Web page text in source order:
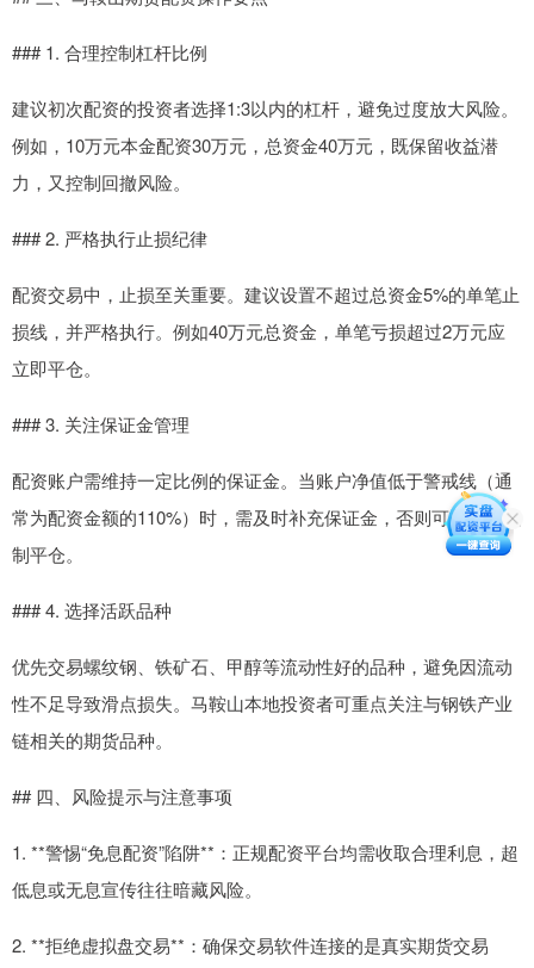
### 1. 合理控制杠杆比例
建议初次配资的投资者选择1:3以内的杠杆，避免过度放大风险。
例如，10万元本金配资30万元，总资金40万元，既保留收益潜
力，又控制回撤风险。
### 2. 严格执行止损纪律
配资交易中，止损至关重要。建议设置不超过总资金5%的单笔止
损线，并严格执行。例如40万元总资金，单笔亏损超过2万元应
立即平仓。
### 3. 关注保证金管理
配资账户需维持一定比例的保证金。当账户净值低于警戒线（通
常为配资金额的110%）时，需及时补充保证金，否则可能面临强
制平仓。
### 4. 选择活跃品种
优先交易螺纹钢、铁矿石、甲醇等流动性好的品种，避免因流动
性不足导致滑点损失。马鞍山本地投资者可重点关注与钢铁产业
链相关的期货品种。
## 四、风险提示与注意事项
1. **警惕“免息配资”陷阱**：正规配资平台均需收取合理利息，超
低息或无息宣传往往暗藏风险。
2. **拒绝虚拟盘交易**：确保交易软件连接的是真实期货交易